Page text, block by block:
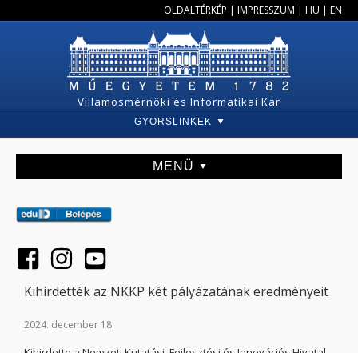
OLDALTÉRKÉP | IMPRESSZUM | HU | EN
Villamosmérnöki és Informatikai Kar
GYORSLINKEK
MENÜ
Kihirdették az NKKP két pályázatának eredményeit
2024. december 18.